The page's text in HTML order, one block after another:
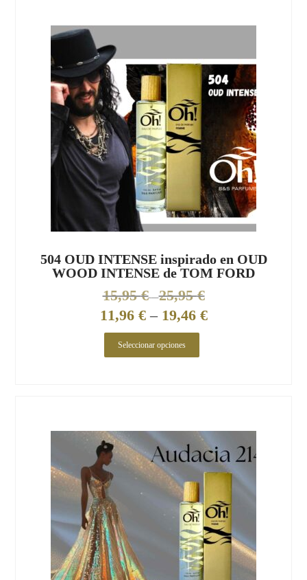
504 OUD INTENSE inspirado en OUD
WOOD INTENSE de TOM FORD
15,95€ – 25,95€
11,96 € – 19,46 €
Seleccionar opciones